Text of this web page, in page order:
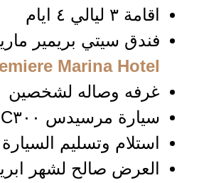
اقامة ٣ ليالي ٤ ايام
فندق سيتي بريمير
Marina Hotel
غرفه وصاله لشخصين
سيارة مرسيدس C٣٠٠ تامين شامل
استلام وتسليم
العرض صالح لشهر